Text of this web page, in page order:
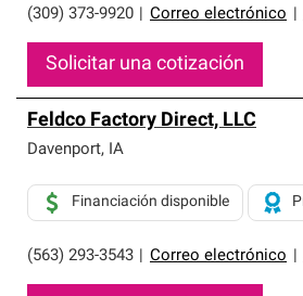
(309) 373-9920 Correo electrónico
Solicitar una cotización
Feldco Factory Direct, LLC
Davenport, IA
(563) 293-3543 Correo electrónico
Financiación disponible